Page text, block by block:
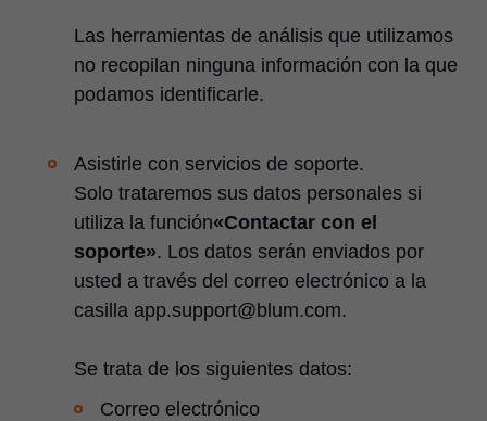
Las herramientas de análisis que utilizamos
no recopilan ninguna información con la que
podamos identificarle.
Asistirle con servicios de soporte.
Solo trataremos sus datos personales si
utiliza la función«Contactar con el
soporte». Los datos serán enviados por
usted a través del correo electrónico a la
casilla app.support@blum.com.
Se trata de los siguientes datos:
Correo electrónico